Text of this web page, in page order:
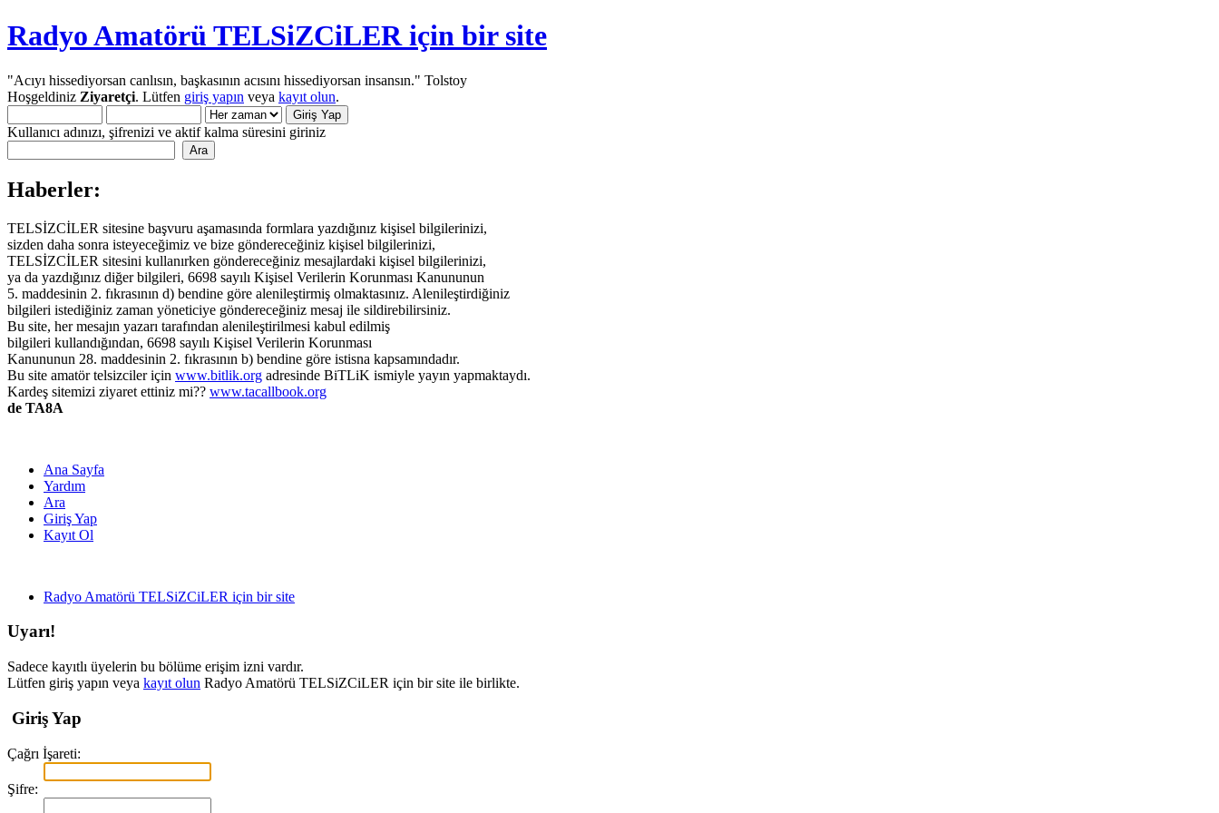
Radyo Amatörü TELSiZCiLER için bir site
"Acıyı hissediyorsan canlısın, başkasının acısını hissediyorsan insansın." Tolstoy
Hoşgeldiniz Ziyaretçi. Lütfen giriş yapın veya kayıt olun.
Kullanıcı adınızı, şifrenizi ve aktif kalma süresini giriniz
Haberler:
TELSİZCİLER sitesine başvuru aşamasında formlara yazdığınız kişisel bilgilerinizi,
sizden daha sonra isteyeceğimiz ve bize göndereceğiniz kişisel bilgilerinizi,
TELSİZCİLER sitesini kullanırken göndereceğiniz mesajlardaki kişisel bilgilerinizi,
ya da yazdığınız diğer bilgileri, 6698 sayılı Kişisel Verilerin Korunması Kanununun
5. maddesinin 2. fıkrasının d) bendine göre alenileştirmiş olmaktasınız. Alenileştirdiğiniz
bilgileri istediğiniz zaman yöneticiye göndereceğiniz mesaj ile sildirebilirsiniz.
Bu site, her mesajın yazarı tarafından alenileştirilmesi kabul edilmiş
bilgileri kullandığından, 6698 sayılı Kişisel Verilerin Korunması
Kanununun 28. maddesinin 2. fıkrasının b) bendine göre istisna kapsamındadır.
Bu site amatör telsizciler için www.bitlik.org adresinde BiTLiK ismiyle yayın yapmaktaydı.
Kardeş sitemizi ziyaret ettiniz mi?? www.tacallbook.org
de TA8A
Ana Sayfa
Yardım
Ara
Giriş Yap
Kayıt Ol
Radyo Amatörü TELSiZCiLER için bir site
Uyarı!
Sadece kayıtlı üyelerin bu bölüme erişim izni vardır.
Lütfen giriş yapın veya kayıt olun Radyo Amatörü TELSiZCiLER için bir site ile birlikte.
Giriş Yap
Çağrı İşareti:
Şifre: